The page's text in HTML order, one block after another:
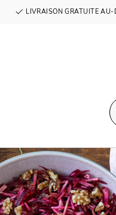
LIVRAISON GRATUITE